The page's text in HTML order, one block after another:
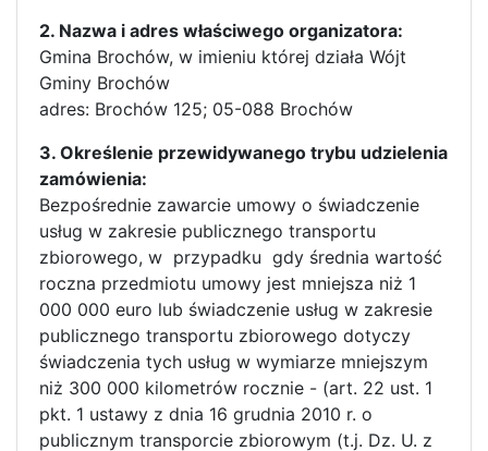
2. Nazwa i adres właściwego organizatora:
Gmina Brochów, w imieniu której działa Wójt
Gminy Brochów
adres: Brochów 125; 05-088 Brochów
3. Określenie przewidywanego trybu udzielenia
zamówienia:
Bezpośrednie zawarcie umowy o świadczenie
usług w zakresie publicznego transportu
zbiorowego, w przypadku gdy średnia wartość
roczna przedmiotu umowy jest mniejsza niż 1
000 000 euro lub świadczenie usług w zakresie
publicznego transportu zbiorowego dotyczy
świadczenia tych usług w wymiarze mniejszym
niż 300 000 kilometrów rocznie - (art. 22 ust. 1
pkt. 1 ustawy z dnia 16 grudnia 2010 r. o
publicznym transporcie zbiorowym (t.j. Dz. U. z